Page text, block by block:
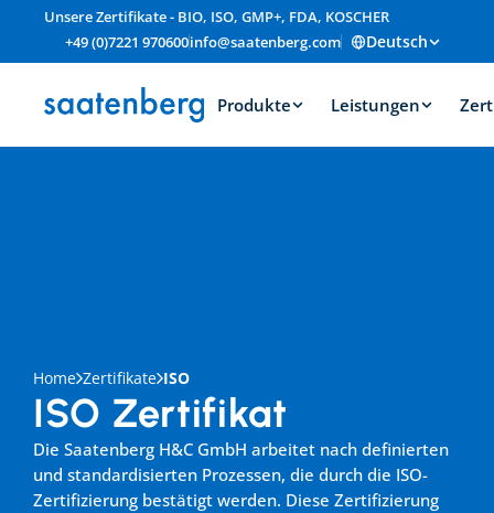
Unsere Zertifikate - BIO, ISO, GMP+, FDA, KOSCHER
+49 (0)7221 970600info@saatenberg.com Deutsch
Produkte Leistungen
Home Zertifikate ISO
ISO Zertifikat
Die Saatenberg H&C GmbH arbeitet nach definierten
und standardisierten Prozessen, die durch die ISO-
Zertifizierung bestätigt werden. Diese Zertifizierung